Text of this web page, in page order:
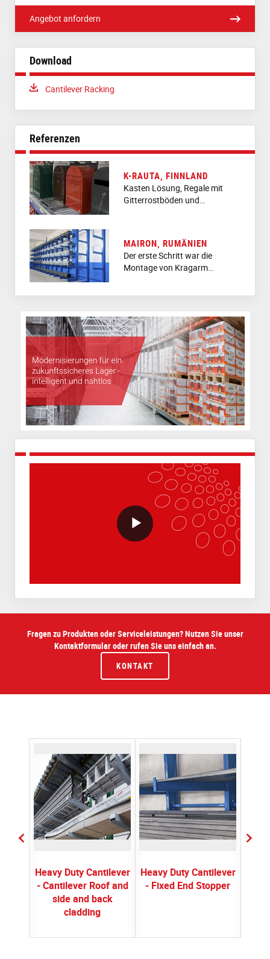
Angebot anfordern
Download
Download:
Cantilever Racking
Referenzen
K-RAUTA, FINNLAND
Kasten Lösung, Regale mit
Gitterrostböden und…
MAIRON, RUMÄNIEN
Der erste Schritt war die
Montage von Kragarm…
VideoWithLightboxBlock
Fragen zu Produkten oder Serviceleistungen? Nutzen Sie unser
Kontaktformular oder rufen Sie uns einfach an.
KONTAKT
Heavy Duty Cantilever
- Cantilever Roof and
side and back
cladding
Heavy Duty Cantilever
- Fixed End Stopper